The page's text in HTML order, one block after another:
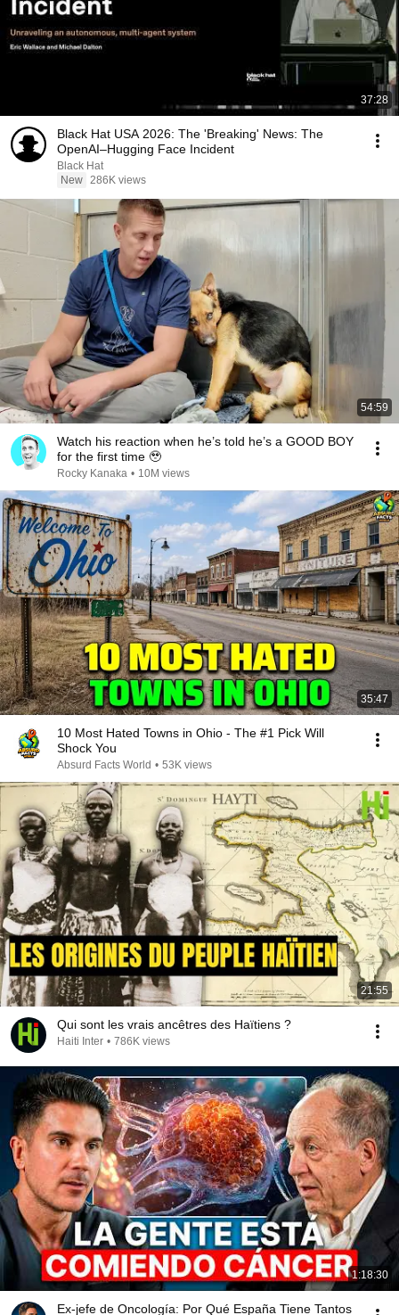
37:28
Black Hat USA 2026: The 'Breaking' News: The
OpenAI–Hugging Face Incident
Black Hat
New 286K views
54:59
Watch his reaction when he’s told he’s a GOOD BOY
for the first time 🥹
Rocky Kanaka • 10M views
35:47
10 Most Hated Towns in Ohio - The #1 Pick Will
Shock You
Absurd Facts World • 53K views
21:55
Qui sont les vrais ancêtres des Haïtiens ?
Haiti Inter • 786K views
1:18:30
Ex-jefe de Oncología: Por Qué España Tiene Tantos